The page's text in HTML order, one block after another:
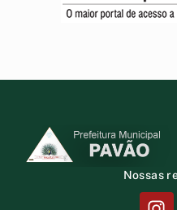
Nossas